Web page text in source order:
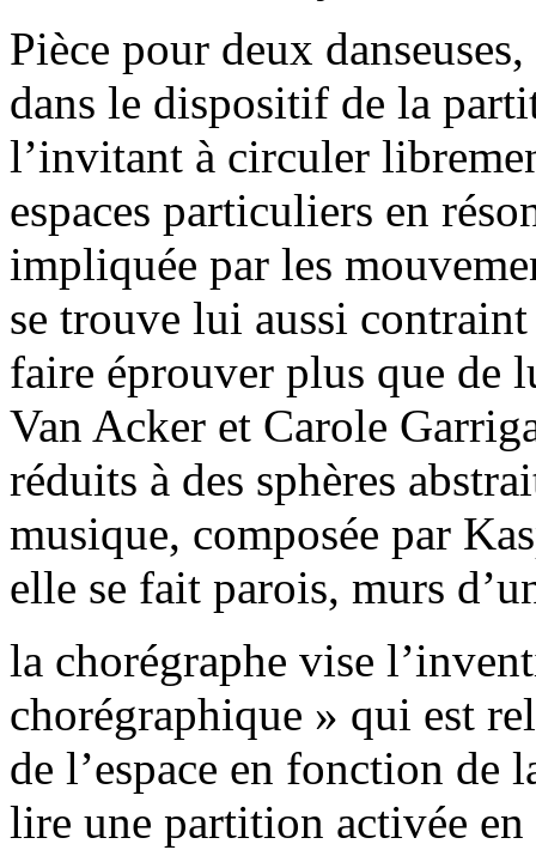
Pièce pour deux
dans le dispositif de la
l’invitant à circuler
espaces particuliers en
impliquée par les
se trouve lui aussi
faire éprouver plus que de
Van Acker et Carole
réduits à des sphères
musique, composée par
elle se fait parois, murs
la chorégraphe vise
chorégraphique » qui est
de l’espace en fonction de
lire une partition activée en